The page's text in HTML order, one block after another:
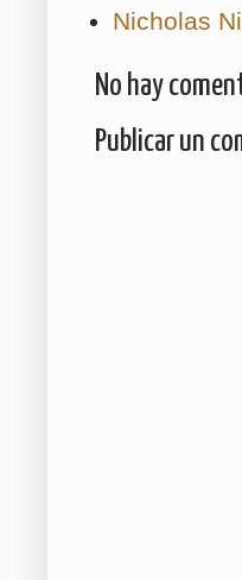
Nicholas
No hay
Publicar un